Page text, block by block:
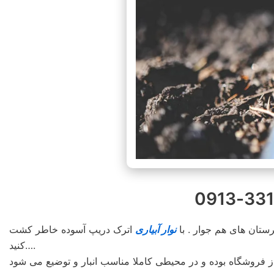
نوار آبیاری اترک دریپ آسوده خاطر کشت
کنید….